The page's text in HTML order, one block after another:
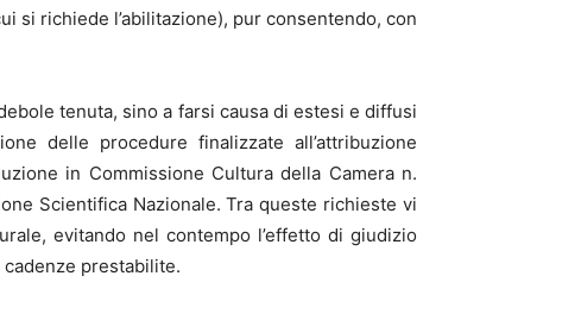
si richiede l’abilitazione), pur consentendo, con
tenuta, sino a farsi causa di estesi e diffusi
delle procedure finalizzate all’attribuzione
in Commissione Cultura della Camera n.
Scientifica Nazionale. Tra queste richieste vi
evitando nel contempo l’effetto di giudizio
prestabilite.